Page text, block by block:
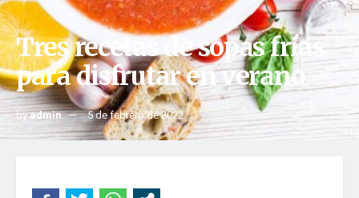
Tres recetas de sopas frías
para disfrutar en verano
byadmin 5 de febrero de 2022